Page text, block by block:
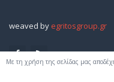
weaved by egritosgroup.gr
Με τη χρήση της σελίδας μας